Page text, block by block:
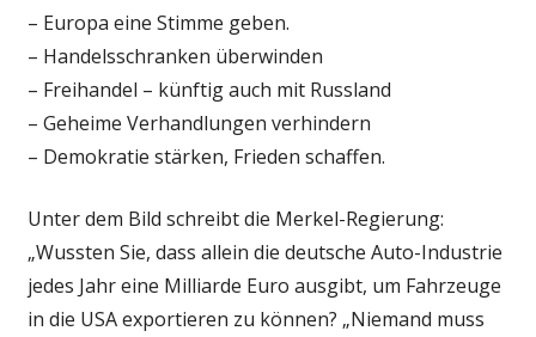
– Europa eine Stimme geben.
– Handelsschranken überwinden
– Freihandel – künftig auch mit Russland
– Geheime Verhandlungen verhindern
– Demokratie stärken, Frieden schaffen.
Unter dem Bild schreibt die Merkel-Regierung:
„Wussten Sie, dass allein die deutsche Auto-Industrie
jedes Jahr eine Milliarde Euro ausgibt, um Fahrzeuge
in die USA exportieren zu können? „Niemand muss